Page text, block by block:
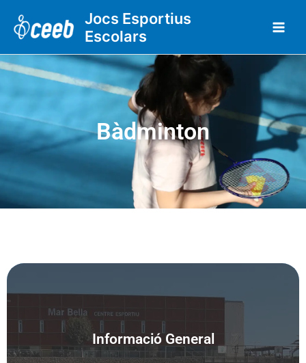
contingut
Jocs Esportius
Escolars
Bàdminton
Informació General
Accedeix